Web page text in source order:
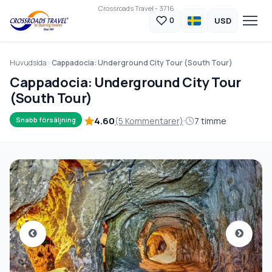
Crossroads Travel - 3716
0 USD
Huvudsida Cappadocia: Underground City Tour (South Tour)
Cappadocia: Underground City Tour
(South Tour)
Snabb försäljning 4.60(5 Kommentarer) 7 timme